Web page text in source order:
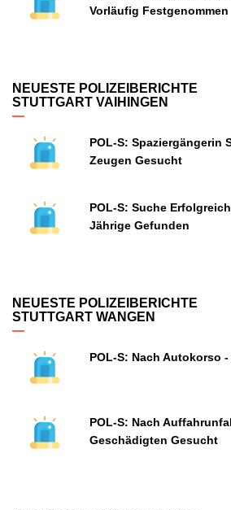
Vorläufig Festgenommen
NEUESTE POLIZEIBERICHTE
STUTTGART VAIHINGEN
POL-S: Spaziergängerin
Zeugen Gesucht
POL-S: Suche
Jährige Gefunden
NEUESTE POLIZEIBERICHTE
STUTTGART WANGEN
POL-S: Nach Autokorso
POL-S: Nach
Geschädigten Gesucht